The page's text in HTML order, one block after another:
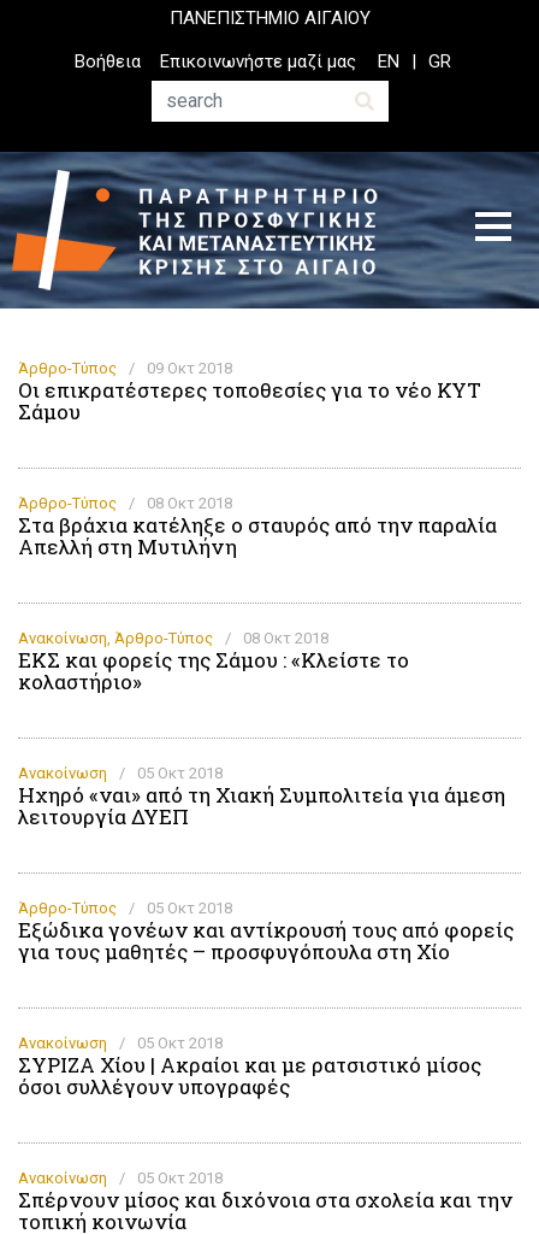
ΠΑΝΕΠΙΣΤΗΜΙΟ ΑΙΓΑΙΟΥ
Top
Header
Βοήθεια
Επικοινωνήστε μαζί μας
Αναζήτηση
EN GR
Άρθρο-Τύπος / 09 Οκτ 2018
Οι επικρατέστερες τοποθεσίες για το νέο ΚΥΤ
Σάμου
Άρθρο-Τύπος / 08 Οκτ 2018
Στα βράχια κατέληξε ο σταυρός από την παραλία
Απελλή στη Μυτιλήνη
Ανακοίνωση, Άρθρο-Τύπος / 08 Οκτ 2018
ΕΚΣ και φορείς της Σάμου : «Κλείστε το
κολαστήριο»
Ανακοίνωση / 05 Οκτ 2018
Ηχηρό «ναι» από τη Χιακή Συμπολιτεία για άμεση
λειτουργία ΔΥΕΠ
Άρθρο-Τύπος / 05 Οκτ 2018
Εξώδικα γονέων και αντίκρουσή τους από φορείς
για τους μαθητές – προσφυγόπουλα στη Χίο
Ανακοίνωση / 05 Οκτ 2018
ΣΥΡΙΖΑ Χίου | Ακραίοι και με ρατσιστικό μίσος
όσοι συλλέγουν υπογραφές
Ανακοίνωση / 05 Οκτ 2018
Σπέρνουν μίσος και διχόνοια στα σχολεία και την
τοπική κοινωνία